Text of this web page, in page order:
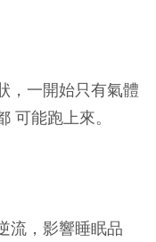
，一開始只有氣體
可能跑上來。
流，影響睡眠品